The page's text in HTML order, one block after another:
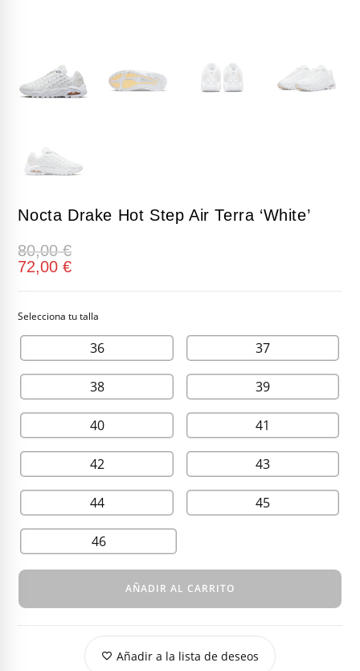
Nocta Drake Hot Step Air Terra ‘White’
80,00€
72,00€
36 37
38 39
40 41
42 43
44 45
46
AÑADIR AL CARRITO
Añadir a la lista de deseos